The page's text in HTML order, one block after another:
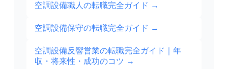
空調設備職人の転職完全ガイド →
空調設備保守の転職完全ガイド →
空調設備反響営業の転職完全ガイド｜年
収・将来性・成功のコツ →